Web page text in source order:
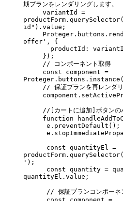
期プランをレンダリングします。
     variantId
=
productForm. querySelector(
id" ).value;
     Proteger.buttons.
offer' , {
productId:
     });
     // コンポーネント取得
     const
component =
Proteger.buttons. instance (
// 保証プランを再レンダ
     component.
//[カートに追加]ボタン
     function
      e.
preventDefault ();
      e.
      const
quantityEl =
productForm. querySelector(
' );
      const
quantity =
quantityEl.value;
// 保証プランコンポー